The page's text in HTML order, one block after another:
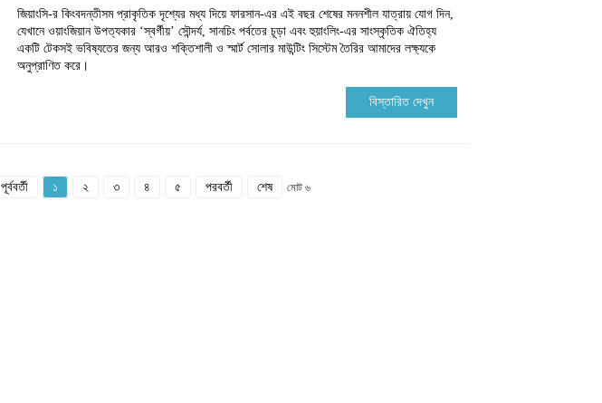
জিয়াংসি-র কিংবদন্তীসম প্রাকৃতিক দৃশ্যের মধ্য দিয়ে ফারসান-এর এই বছর শেষের মননশীল যাত্রায় যোগ দিন,
যেখানে ওয়াংজিয়ান উপত্যকার ‘স্বর্গীয়’ সৌন্দর্য, সানচিং পর্বতের চূড়া এবং হুয়াংলিং-এর সাংস্কৃতিক ঐতিহ্য
একটি টেকসই ভবিষ্যতের জন্য আরও শক্তিশালী ও স্মার্ট সোলার মাউন্টিং সিস্টেম তৈরির আমাদের লক্ষ্যকে
অনুপ্রাণিত করে।
বিস্তারিত দেখুন
পূর্ববর্তী ১ ২ ৩ ৪ ৫ পরবর্তী শেষ মোট ৬